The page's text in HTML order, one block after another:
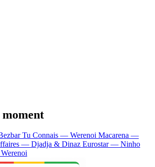
moment
Tu Connais — Werenoi Macarena —
— Djadja & Dinaz Eurostar — Ninho